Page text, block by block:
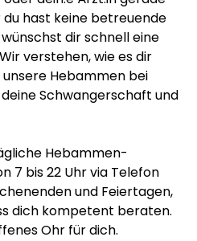
hast keine betreuende
dir schnell eine
verstehen, wie es dir
Hebammen bei
Schwangerschaft und
Hebammen-
7 bis 22 Uhr via Telefon
und Feiertagen,
dich kompetent beraten.
Ohr für dich.